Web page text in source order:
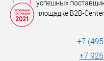
успешных
площадке B2B-
+7
+7